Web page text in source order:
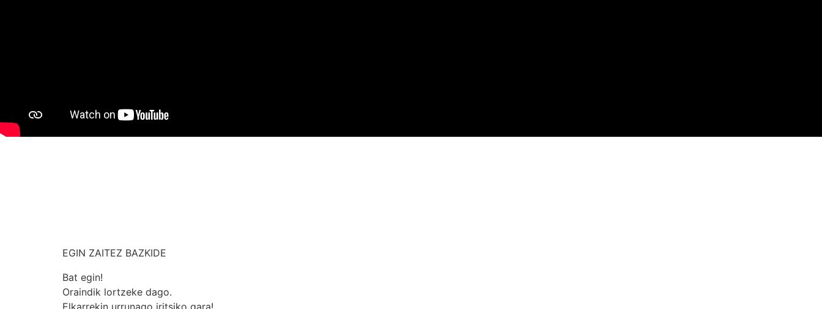
EGIN ZAITEZ BAZKIDE
Bat egin!
Oraindik lortzeke dago.